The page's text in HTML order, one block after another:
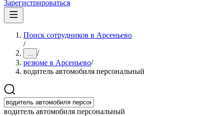
Зарегистрироваться
Поиск сотрудников в Арсеньево
/
... /
резюме в Арсеньево/
водитель автомобиля персональный
водитель автомобиля персональный